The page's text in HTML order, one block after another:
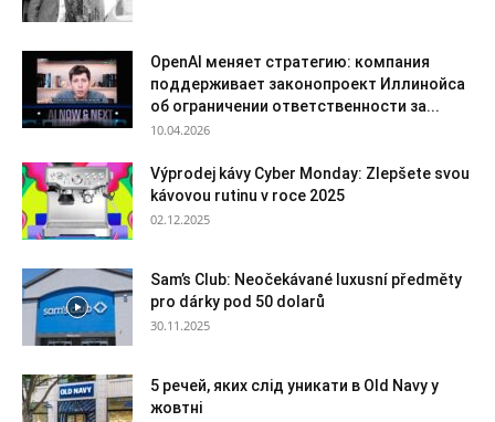
OpenAI меняет стратегию: компания
поддерживает законопроект Иллинойса
об ограничении ответственности за...
10.04.2026
Výprodej kávy Cyber Monday: Zlepšete svou
kávovou rutinu v roce 2025
02.12.2025
Sam’s Club: Neočekávané luxusní předměty
pro dárky pod 50 dolarů
30.11.2025
5 речей, яких слід уникати в Old Navy у
жовтні